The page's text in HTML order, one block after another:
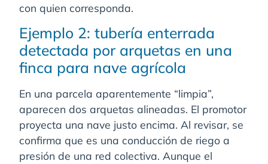
con quien corresponda.
Ejemplo 2: tubería enterrada
detectada por arquetas en una
finca para nave agrícola
En una parcela aparentemente “limpia”,
aparecen dos arquetas alineadas. El promotor
proyecta una nave justo encima. Al revisar, se
confirma que es una conducción de riego a
presión de una red colectiva. Aunque el